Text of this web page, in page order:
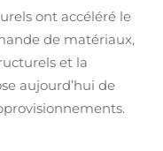
ont accéléré le
de matériaux,
et la
aujourd’hui de